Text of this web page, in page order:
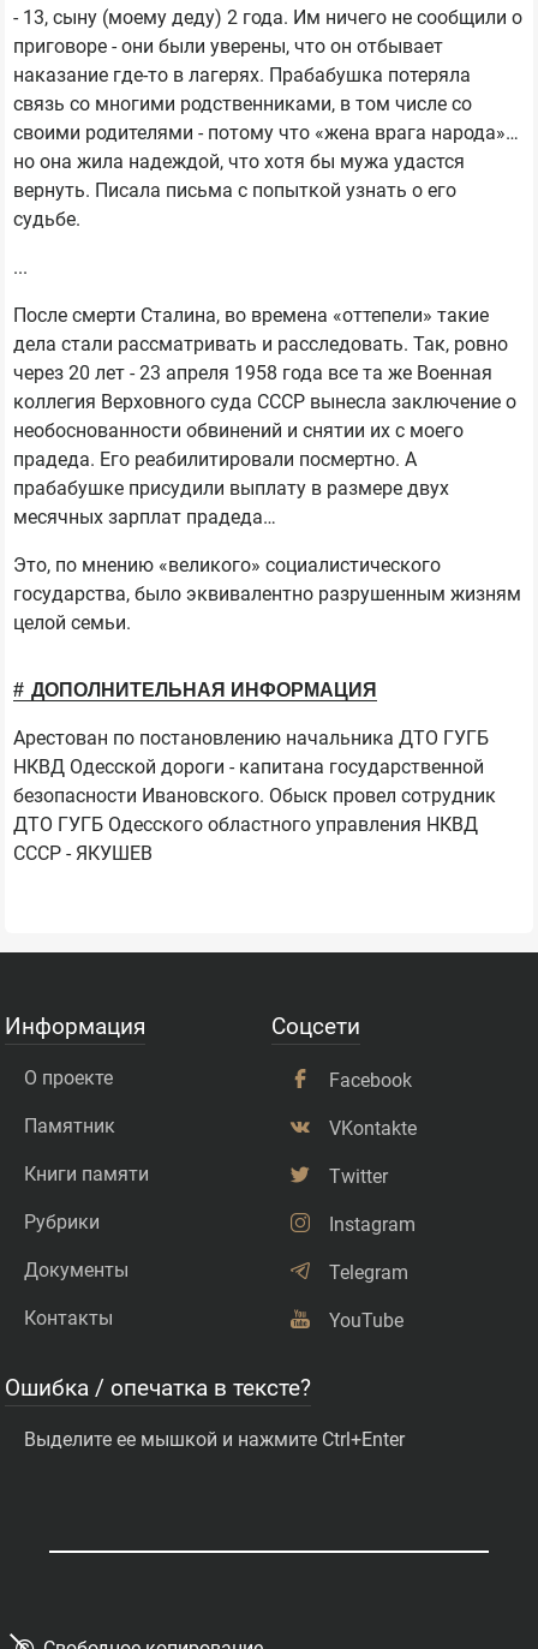
- 13, сыну (моему деду) 2 года. Им ничего не сообщили о
приговоре - они были уверены, что он отбывает
наказание где-то в лагерях. Прабабушка потеряла
связь со многими родственниками, в том числе со
своими родителями - потому что «жена врага народа»…
но она жила надеждой, что хотя бы мужа удастся
вернуть. Писала письма с попыткой узнать о его
судьбе.
...
После смерти Сталина, во времена «оттепели» такие
дела стали рассматривать и расследовать. Так, ровно
через 20 лет - 23 апреля 1958 года все та же Военная
коллегия Верховного суда СССР вынесла заключение о
необоснованности обвинений и снятии их с моего
прадеда. Его реабилитировали посмертно. А
прабабушке присудили выплату в размере двух
месячных зарплат прадеда…
Это, по мнению «великого» социалистического
государства, было эквивалентно разрушенным жизням
целой семьи.
ДОПОЛНИТЕЛЬНАЯ ИНФОРМАЦИЯ
Арестован по постановлению начальника ДТО ГУГБ
НКВД Одесской дороги - капитана государственной
безопасности Ивановского. Обыск провел сотрудник
ДТО ГУГБ Одесского областного управления НКВД
СССР - ЯКУШЕВ
Информация
О проекте
Памятник
Книги памяти
Рубрики
Документы
Контакты
Соцсети
Facebook
VKontakte
Twitter
Instagram
Telegram
YouTube
Ошибка / опечатка в тексте?
Выделите ее мышкой и нажмите Ctrl+Enter